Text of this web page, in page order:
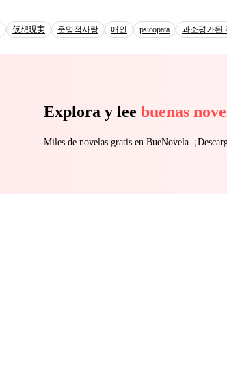
仮想現実 운명적사랑 애인 psicopata 과소평가된
Explora y lee buenas
Miles de novelas gratis en BueNovela.